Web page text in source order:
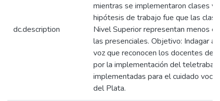
dc.description
mientras se implementaron clases
hipótesis de trabajo fue que las
Nivel Superior representan menos
las presenciales. Objetivo: Indagar
voz que reconocen los docentes del
por la implementación del
implementadas para el cuidado
del Plata.